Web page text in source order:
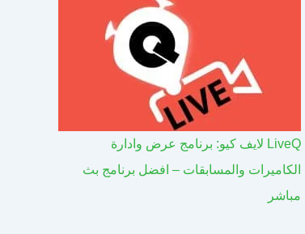
LiveQ لايف كيو: برنامج عرض وادارة
الكاميرات والمسابقات – افضل برنامج بث
مباشر